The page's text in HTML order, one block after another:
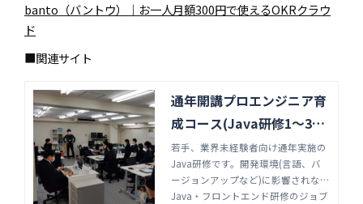
banto（バントウ）｜お一人月額300円で使えるOKRクラウ
ド
■関連サイト
通年開講プロエンジニア育
成コース(Java研修1～3ヶ
月)-株式会社ジョブサポー
ト
若手、業界未経験者向け通年実施の
Java研修です。開発環境(言語、バ
ージョンアップなど)に影響されない
技術、チーム・組織で働くスキル、
Java・フロントエンド研修のジョブ